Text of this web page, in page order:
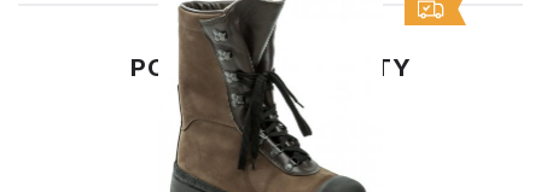
PODOBNÉ PRODUKTY